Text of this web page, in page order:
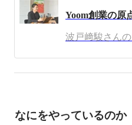
す！
年目から基幹事業である求
波戸﨑駿さん
なにをやっているのか